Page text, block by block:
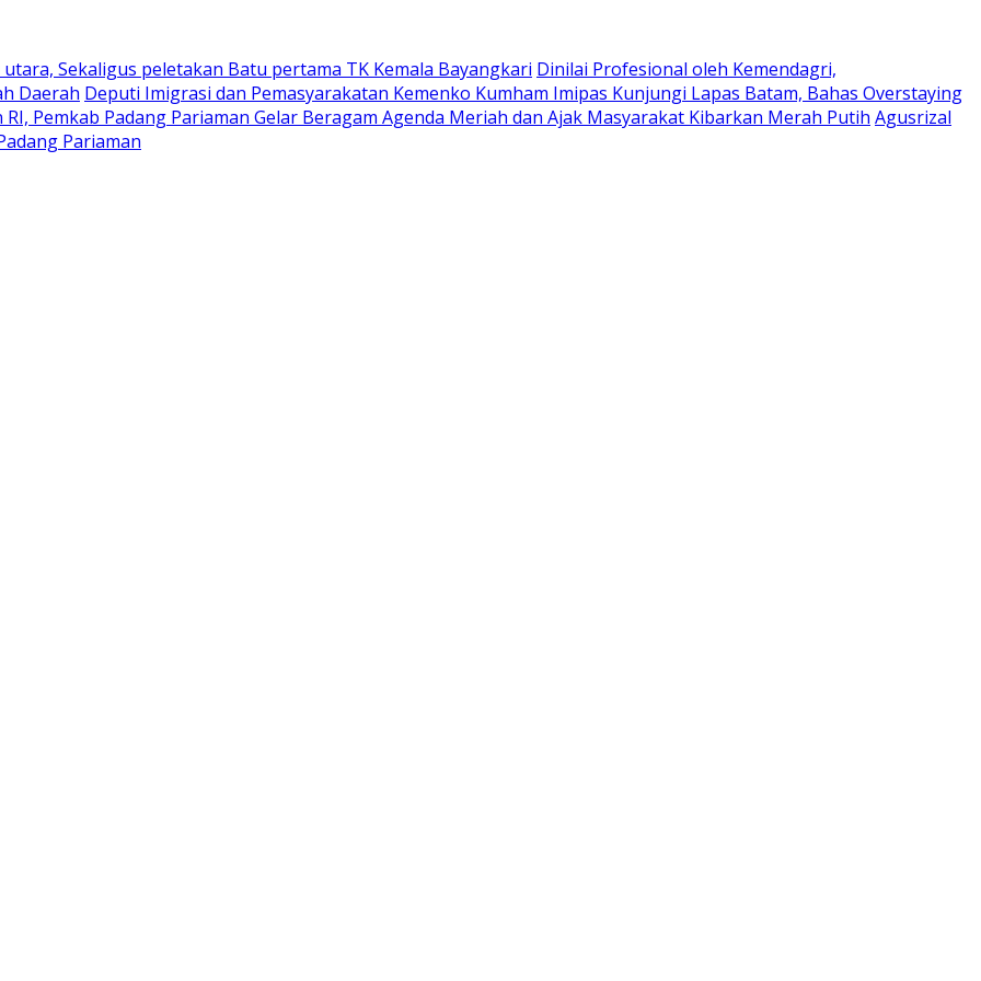
Sekaligus peletakan Batu pertama TK Kemala Bayangkari Dinilai Profesional oleh Kemendagri,
Daerah Deputi Imigrasi dan Pemasyarakatan Kemenko Kumham Imipas Kunjungi Lapas Batam, Bahas Overstaying
Pemkab Padang Pariaman Gelar Beragam Agenda Meriah dan Ajak Masyarakat Kibarkan Merah Putih Agusrizal
‎Pariaman